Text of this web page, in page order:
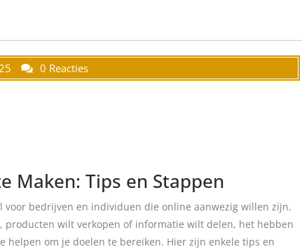
0 Reacties
Maken: Tips en Stappen
voor bedrijven en individuen die online aanwezig willen zijn.
wilt verkopen of informatie wilt delen, het hebben
helpen om je doelen te bereiken. Hier zijn enkele tips en